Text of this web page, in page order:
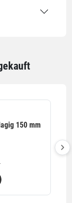
150 mm